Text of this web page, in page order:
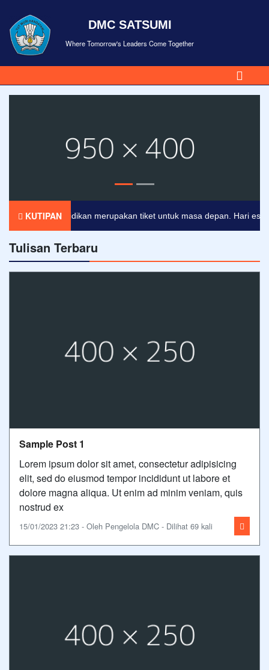
DMC SATSUMI
Where Tomorrow's Leaders Come Together
KUTIPAN
Pendidikan merupakan tiket untuk masa depan. Hari esok
Tulisan Terbaru
Sample Post 1
Lorem ipsum dolor sit amet, consectetur adipisicing
elit, sed do eiusmod tempor incididunt ut labore et
dolore magna aliqua. Ut enim ad minim veniam, quis
nostrud ex
15/01/2023 21:23 - Oleh Pengelola DMC - Dilihat 69 kali